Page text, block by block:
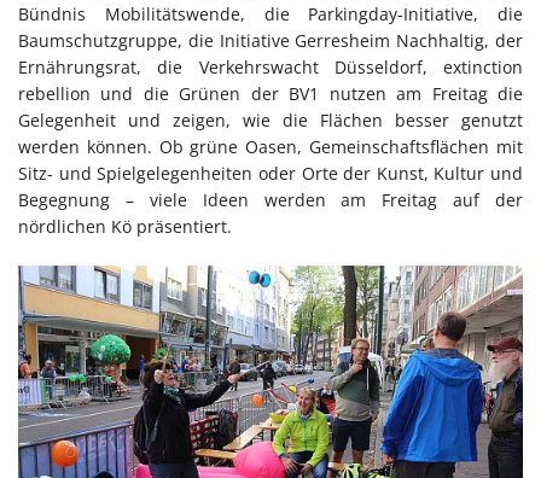
Bündnis Mobilitätswende, die Parkingday-Initiative, die
Baumschutzgruppe, die Initiative Gerresheim Nachhaltig, der
Ernährungsrat, die Verkehrswacht Düsseldorf, extinction
rebellion und die Grünen der BV1 nutzen am Freitag die
Gelegenheit und zeigen, wie die Flächen besser genutzt
werden können. Ob grüne Oasen, Gemeinschaftsflächen mit
Sitz- und Spielgelegenheiten oder Orte der Kunst, Kultur und
Begegnung – viele Ideen werden am Freitag auf der
nördlichen Kö präsentiert.